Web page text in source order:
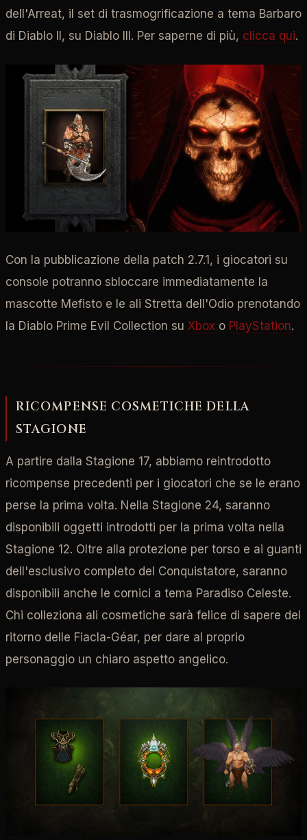
dell'Arreat, il set di trasmogrificazione a tema Barbaro
di Diablo II, su Diablo III. Per saperne di più, clicca qui.
Con la pubblicazione della patch 2.7.1, i giocatori su
console potranno sbloccare immediatamente la
mascotte Mefisto e le ali Stretta dell'Odio prenotando
la Diablo Prime Evil Collection su Xbox o PlayStation.
RICOMPENSE COSMETICHE DELLA
STAGIONE
A partire dalla Stagione 17, abbiamo reintrodotto
ricompense precedenti per i giocatori che se le erano
perse la prima volta. Nella Stagione 24, saranno
disponibili oggetti introdotti per la prima volta nella
Stagione 12. Oltre alla protezione per torso e ai guanti
dell'esclusivo completo del Conquistatore, saranno
disponibili anche le cornici a tema Paradiso Celeste.
Chi colleziona ali cosmetiche sarà felice di sapere del
ritorno delle Fiacla-Géar, per dare al proprio
personaggio un chiaro aspetto angelico.